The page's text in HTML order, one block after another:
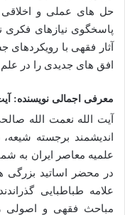
حل های عملی و اخلاقی
پاسخگوی نیازهای فکری
آثار فقهی با رویکردهای
افق های جدیدی را در علم
معرفی اجمالی نویسنده:
اندیشمند برجسته
علمیه معاصر ایران به
در محضر اساتید بزرگی
علامه طباطبایی
مباحث فقهی و اصولی